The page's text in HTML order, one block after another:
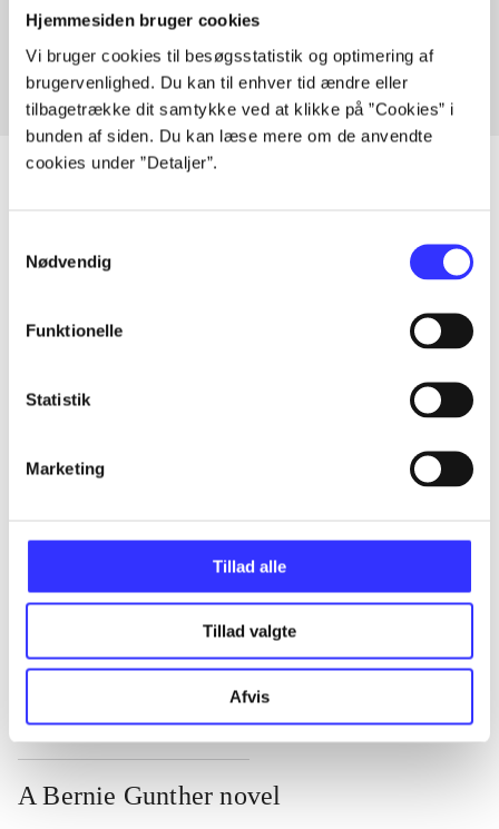
Hjemmesiden bruger cookies
Vi bruger cookies til besøgsstatistik og optimering af
brugervenlighed. Du kan til enhver tid ændre eller
tilbagetrække dit samtykke ved at klikke på ”Cookies” i
bunden af siden. Du kan læse mere om de anvendte
cookies under ”Detaljer”.
Nødvendig
Funktionelle
Statistik
Marketing
Tillad alle
Tillad valgte
Afvis
Fra
Alle registrerede artikler fordelt på udgivelser
...
...
A Bernie Gunther novel